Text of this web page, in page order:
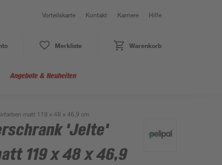
Vorteilskarte Kontakt Karriere Hilfe
Merkliste Warenkorb
Angebote & Neuheiten
matt 119 x 48 x 46,9 cm
'Jelte'
119 x 48 x 46,9